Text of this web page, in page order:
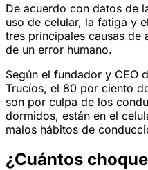
De acuerdo con datos de
uso de celular, la fatiga y
tres principales causas de
de un error humano.
Según el fundador y CEO
Trucíos, el 80 por ciento
son por culpa de los
dormidos, están en el
malos hábitos de
¿Cuántos